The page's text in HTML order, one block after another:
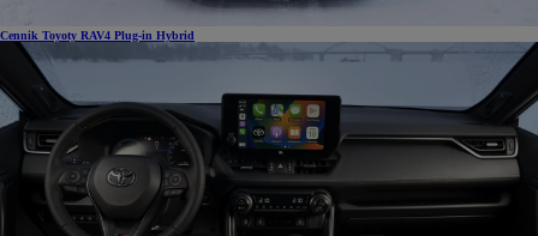
Cennik Toyoty RAV4 Plug-in Hybrid